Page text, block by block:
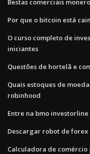
Bestas comerciais monero
Por que o bitcoin está
O curso completo de
iniciantes
Questões de hortelã e
Quais estoques de
robinhood
Entre na bmo investorline
Descargar robot de
Calculadora de comércio